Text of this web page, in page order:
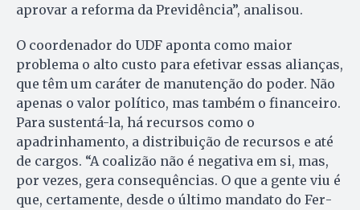
aprovar a re­for­ma da Previdência”, analisou.
O coordenador do UDF aponta como maior
problema o alto cus­to para efetivar essas alianças,
que têm um caráter de manutenção do poder. Não
apenas o valor po­lítico, mas também o financeiro.
Pa­ra sustentá-la, há recursos como o
apadrinhamento, a distribuição de recursos e até
de cargos. “A coa­lizão não é negativa em si, mas,
por vezes, gera consequências. O que a gente viu é
que, certamente, des­de o último mandato do Fer­